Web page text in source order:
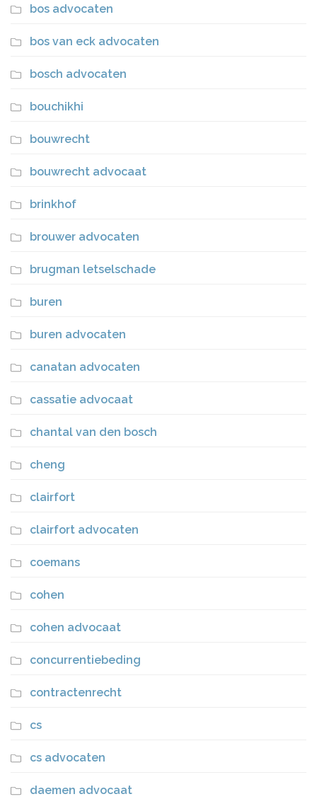
bos advocaten
bos van eck advocaten
bosch advocaten
bouchikhi
bouwrecht
bouwrecht advocaat
brinkhof
brouwer advocaten
brugman letselschade
buren
buren advocaten
canatan advocaten
cassatie advocaat
chantal van den bosch
cheng
clairfort
clairfort advocaten
coemans
cohen
cohen advocaat
concurrentiebeding
contractenrecht
cs
cs advocaten
daemen advocaat